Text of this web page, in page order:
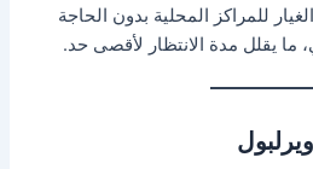
للمراكز المحلية بدون الحاجة
ما يقلل مدة الانتظار لأقصى حد.